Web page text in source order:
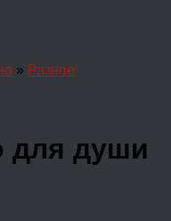
» Разное
для души